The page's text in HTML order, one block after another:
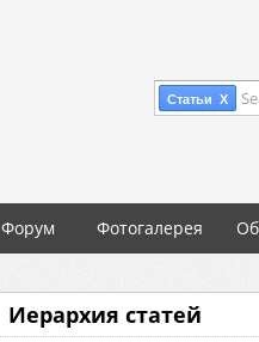
Статьи X
Форум Фотогалерея
Иерархия статей